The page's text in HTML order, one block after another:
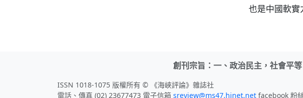
也是中國軟實
創刊宗旨：一、政治民主，社會平
ISSN 1018-1075 版權所有 © 《海峽評論》雜誌社
電話、傳真 (02) 23677473 電子信箱 sreview@ms47.hinet.net facebook 粉